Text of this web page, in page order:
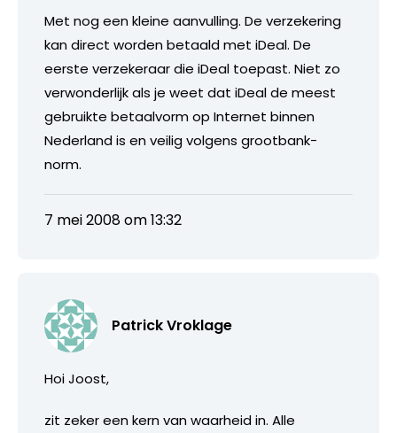
Met nog een kleine aanvulling. De verzekering
kan direct worden betaald met iDeal. De
eerste verzekeraar die iDeal toepast. Niet zo
verwonderlijk als je weet dat iDeal de meest
gebruikte betaalvorm op Internet binnen
Nederland is en veilig volgens grootbank-
norm.
7 mei 2008 om 13:32
Patrick Vroklage
Hoi Joost,
zit zeker een kern van waarheid in. Alle